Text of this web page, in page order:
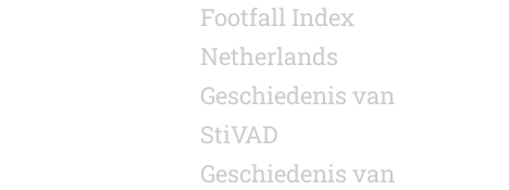
Footfall Index
Netherlands
Geschiedenis van
StiVAD
Geschiedenis van